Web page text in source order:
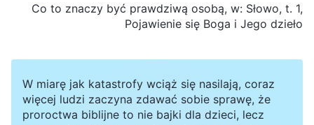
Co to znaczy być prawdziwą osobą, w: Słowo, t. 1,
Pojawienie się Boga i Jego dzieło
W miarę jak katastrofy wciąż się nasilają, coraz
więcej ludzi zaczyna zdawać sobie sprawę, że
proroctwa biblijne to nie bajki dla dzieci, lecz